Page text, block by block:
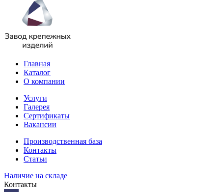
Главная
Каталог
О компании
Услуги
Галерея
Сертификаты
Вакансии
Производственная база
Контакты
Статьи
Наличие на складе
Контакты